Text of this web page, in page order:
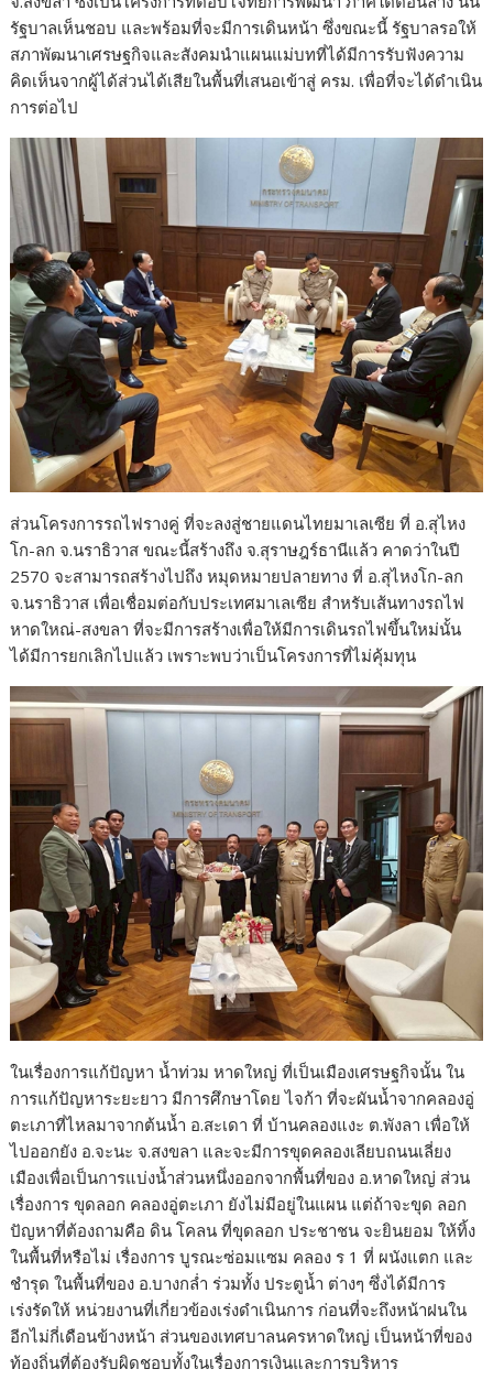
รัฐบาลเห็นชอบ และพร้อมที่จะมีการเดินหน้า ซึ่งขณะนี้ รัฐบาลรอให้
สภาพัฒนาเศรษฐกิจและสังคมนำแผนแม่บทที่ได้มีการรับฟังความ
คิดเห็นจากผู้ได้ส่วนได้เสียในพื้นที่เสนอเข้าสู่ ครม. เพื่อที่จะได้ดำเนิน
การต่อไป
ส่วนโครงการรถไฟรางคู่ ที่จะลงสู่ชายแดนไทยมาเลเซีย ที่ อ.สุไหง
โก-ลก จ.นราธิวาส ขณะนี้สร้างถึง จ.สุราษฎร์ธานีแล้ว คาดว่าในปี
2570 จะสามารถสร้างไปถึง หมุดหมายปลายทาง ที่ อ.สุไหงโก-ลก
จ.นราธิวาส เพื่อเชื่อมต่อกับประเทศมาเลเซีย สำหรับเส้นทางรถไฟ
หาดใหณ่-สงขลา ที่จะมีการสร้างเพื่อให้มีการเดินรถไฟขึ้นใหม่นั้น
ได้มีการยกเลิกไปแล้ว เพราะพบว่าเป็นโครงการที่ไม่คุ้มทุน
ในเรื่องการแก้ปัญหา น้ำท่วม หาดใหญ่ ที่เป็นเมืองเศรษฐกิจนั้น ใน
การแก้ปัญหาระยะยาว มีการศึกษาโดย ไจก้า ที่จะผันน้ำจากคลองอู่
ตะเภาที่ไหลมาจากต้นน้ำ อ.สะเดา ที่ บ้านคลองแงะ ต.พังลา เพื่อให้
ไปออกยัง อ.จะนะ จ.สงขลา และจะมีการขุดคลองเลียบถนนเลี่ยง
เมืองเพื่อเป็นการแบ่งน้ำส่วนหนึ่งออกจากพื้นที่ของ อ.หาดใหญ่ ส่วน
เรื่องการ ขุดลอก คลองอู่ตะเภา ยังไม่มีอยู่ในแผน แต่ถ้าจะขุด ลอก
ปัญหาที่ต้องถามคือ ดิน โคลน ที่ขุดลอก ประชาชน จะยินยอม ให้ทิ้ง
ในพื้นที่หรือไม่ เรื่องการ บูรณะซ่อมแซม คลอง ร 1 ที่ ผนังแตก และ
ชำรุด ในพื้นที่ของ อ.บางกล่ำ ร่วมทั้ง ประตูน้ำ ต่างๆ ซึ่งได้มีการ
เร่งรัดให้ หน่วยงานที่เกี่ยวข้องเร่งดำเนินการ ก่อนที่จะถึงหน้าฝนใน
อีกไม่กี่เดือนข้างหน้า ส่วนของเทศบาลนครหาดใหญ่ เป็นหน้าที่ของ
ท้องถิ่นที่ต้องรับผิดชอบทั้งในเรื่องการเงินและการบริหาร